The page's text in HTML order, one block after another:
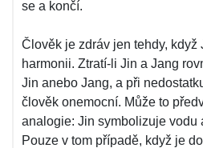
se a končí.
Člověk je zdráv jen tehdy, když
harmonii. Ztratí-li Jin a Jang
Jin anebo Jang, a při
člověk onemocní. Může to
analogie: Jin symbolizuje vodu
Pouze v tom případě, když je